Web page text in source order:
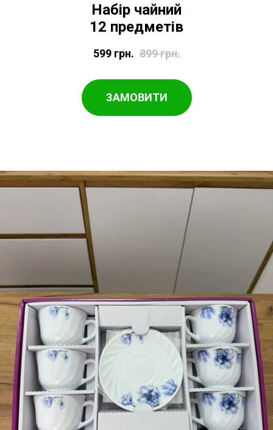
Набір чайний
12 предметів
599 грн. 899грн.
ЗАМОВИТИ